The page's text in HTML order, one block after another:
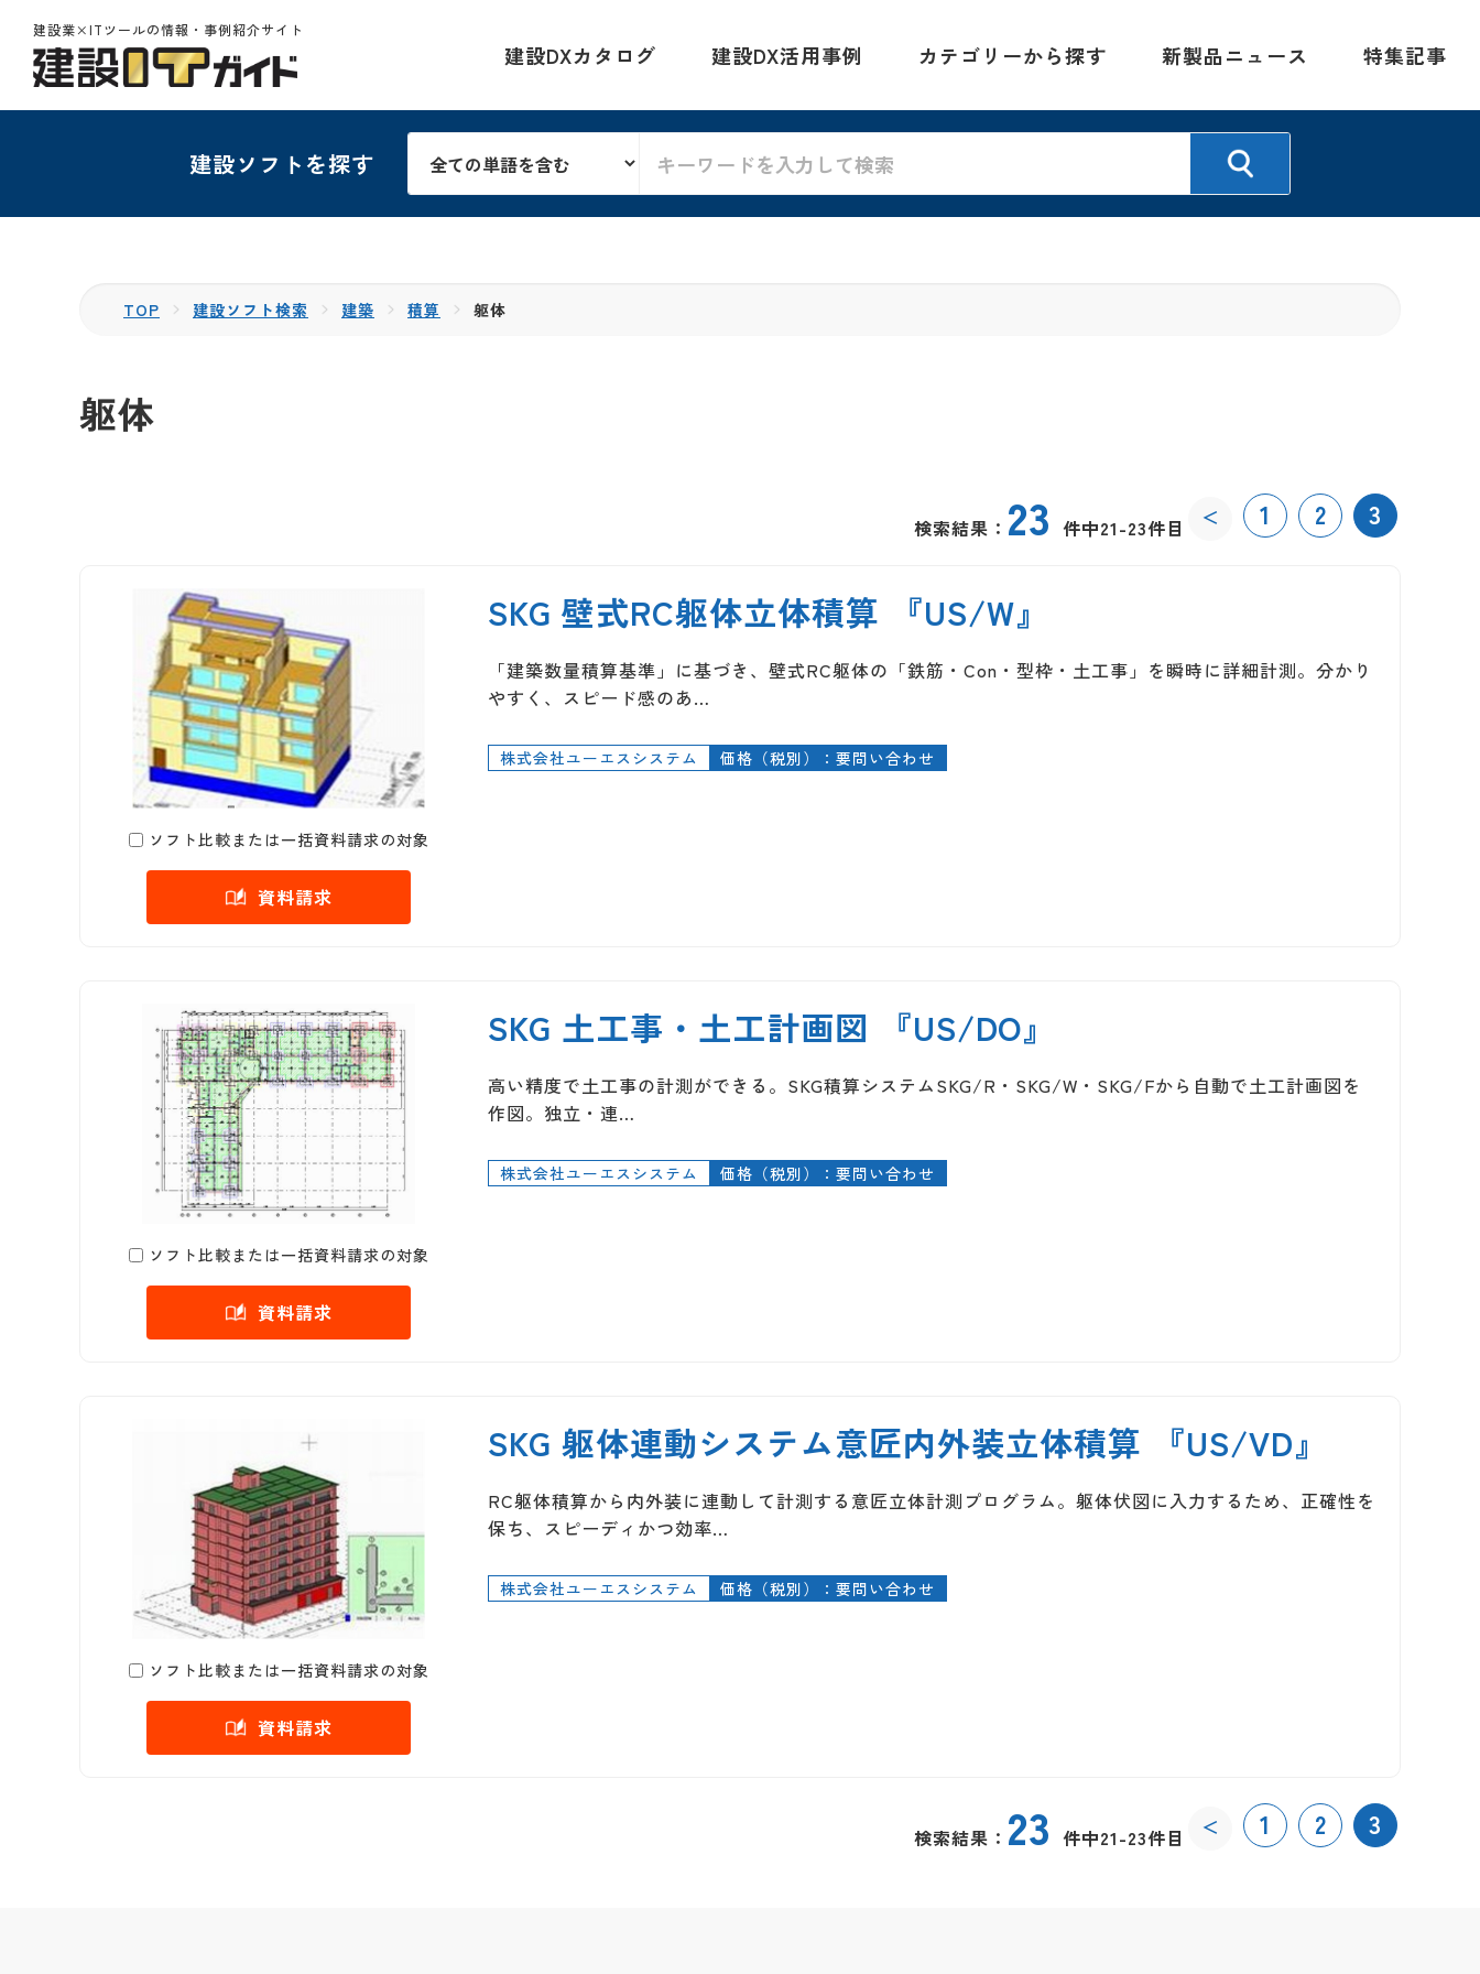
建設業×ITツールの情報・事例紹介サイト
建設DXカタログ 建設DX活用事例 カテゴリーから探す 新製品ニュース 特集記事
建設ソフトを探す
TOP 建設ソフト検索 建築 積算 躯体
躯体
検索結果： 23 件中21-23件目 ＜ 1 2 3
ソフト比較または一括資料請求の対象
資料請求
SKG 壁式RC躯体立体積算 『US/W』
「建築数量積算基準」に基づき、壁式RC躯体の「鉄筋・Con・型枠・土工事」を瞬時に詳細計測。分かり
やすく、スピード感のあ…
株式会社ユーエスシステム 価格（税別）：要問い合わせ
ソフト比較または一括資料請求の対象
資料請求
SKG 土工事・土工計画図 『US/DO』
高い精度で土工事の計測ができる。SKG積算システムSKG/R・SKG/W・SKG/Fから自動で土工計画図を
作図。独立・連…
株式会社ユーエスシステム 価格（税別）：要問い合わせ
ソフト比較または一括資料請求の対象
資料請求
SKG 躯体連動システム意匠内外装立体積算 『US/VD』
RC躯体積算から内外装に連動して計測する意匠立体計測プログラム。躯体伏図に入力するため、正確性を
保ち、スピーディかつ効率…
株式会社ユーエスシステム 価格（税別）：要問い合わせ
検索結果： 23 件中21-23件目 ＜ 1 2 3